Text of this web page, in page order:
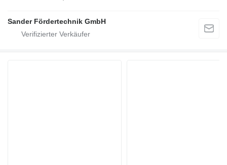
Sander Fördertechnik GmbH